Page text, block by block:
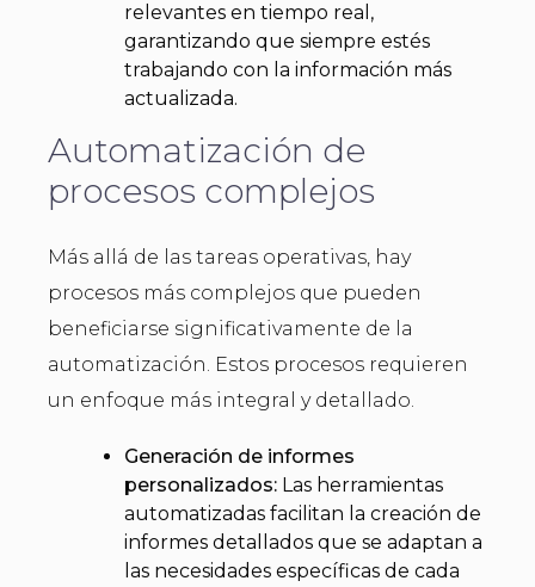
relevantes en tiempo real,
garantizando que siempre estés
trabajando con la información más
actualizada.
Automatización de
procesos complejos
Más allá de las tareas operativas, hay
procesos más complejos que pueden
beneficiarse significativamente de la
automatización. Estos procesos requieren
un enfoque más integral y detallado.
Generación de informes
personalizados: Las herramientas
automatizadas facilitan la creación de
informes detallados que se adaptan a
las necesidades específicas de cada